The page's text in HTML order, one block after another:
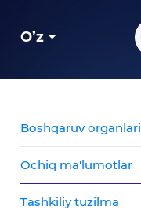
O’z
Boshqaruv organlari
Ochiq ma'lumotlar
Tashkiliy tuzilma